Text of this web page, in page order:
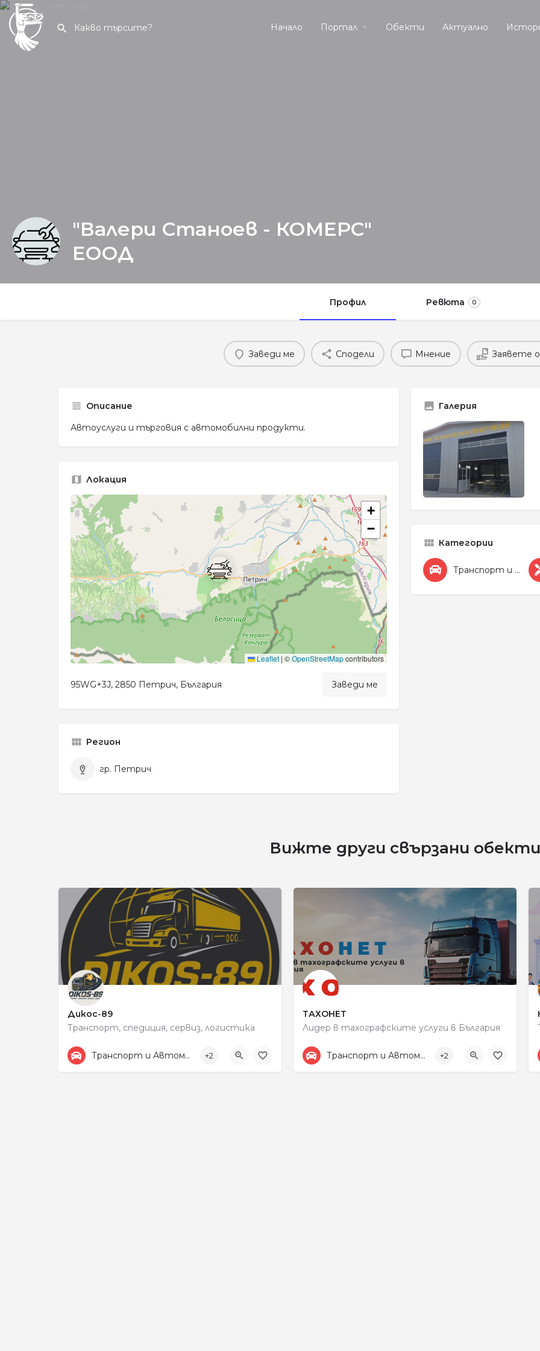
Начало Портал Обекти Актуално
"Валери Станоев - КОМЕРС"
ЕООД
Профил Ревюта 0
Заведи ме Сподели Мнение Заявете
Описание
Автоуслуги и търговия с автомобилни продукти.
Локация
+
−
Leaflet | ©OpenStreetMapcontributors
95WG+3J, 2850 Петрич, България Заведи ме
Регион
гр. Петрич
Галерия
Категории
Транспорт и Автомобили
Вижте други свързани обекти
Дикос-89
Транспорт, спедиция, сервиз, логистика
+359878525440
Транспорт и Автомобили +2
ТАХОНЕТ
Лидер в тахографските услуги в България
+359887313805
Транспорт и Автомобили +2